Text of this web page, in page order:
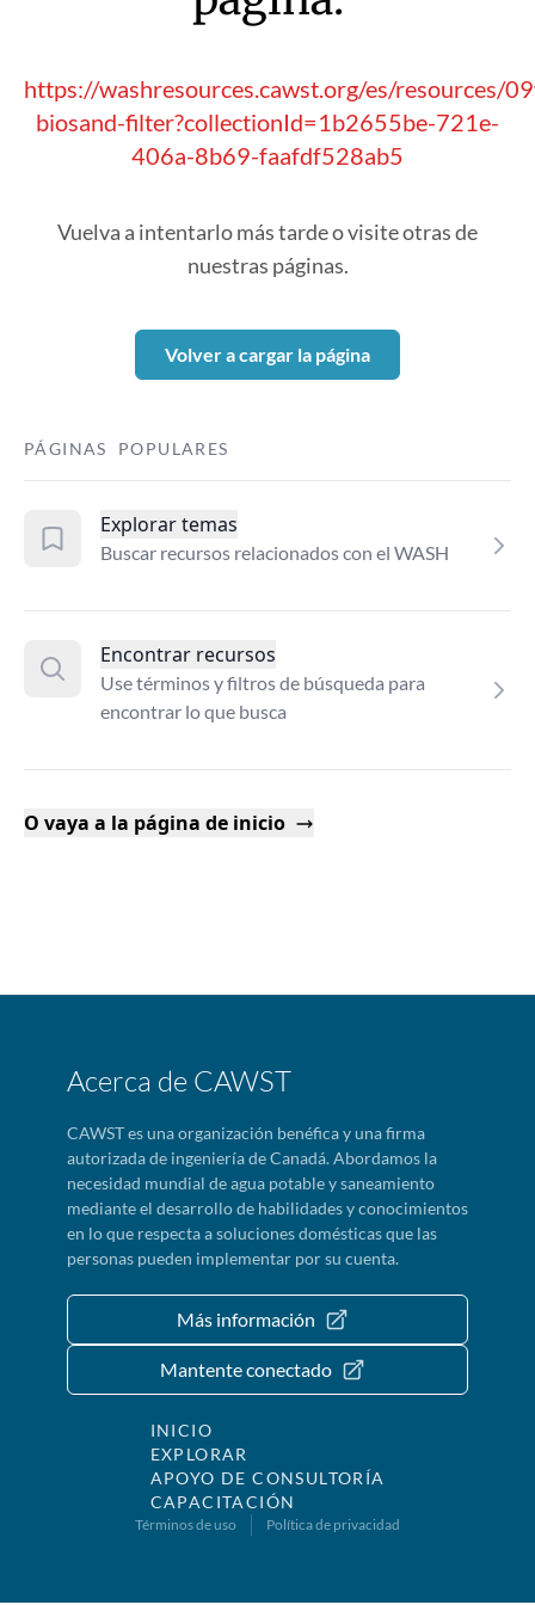
https://washresources.cawst.org/es/resources/
biosand-filter?collectionId=1b2655be-721e-
406a-8b69-faafdf528ab5
Vuelva a intentarlo más tarde o visite otras de
nuestras páginas.
Volver a cargar la página
PÁGINAS POPULARES
Explorar temas
Buscar recursos relacionados con el WASH
Encontrar recursos
Use términos y filtros de búsqueda para
encontrar lo que busca
O vaya a la página de inicio
Acerca de CAWST
CAWST es una organización benéfica y una firma
autorizada de ingeniería de Canadá. Abordamos la
necesidad mundial de agua potable y saneamiento
mediante el desarrollo de habilidades y conocimientos
en lo que respecta a soluciones domésticas que las
personas pueden implementar por su cuenta.
Más información
Mantente conectado
INICIO
EXPLORAR
APOYO DE CONSULTORÍA
CAPACITACIÓN
Términos de uso Política de privacidad